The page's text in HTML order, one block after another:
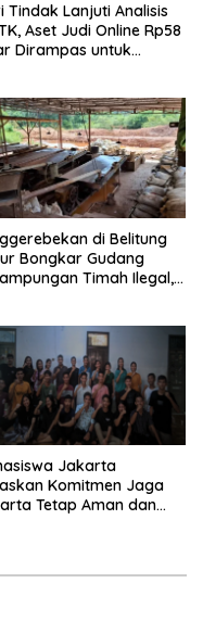
Tindak Lanjuti Analisis
Aset Judi Online Rp58
Dirampas untuk
di Belitung
Bongkar Gudang
Timah Ilegal,
Jakarta
Komitmen Jaga
Tetap Aman dan